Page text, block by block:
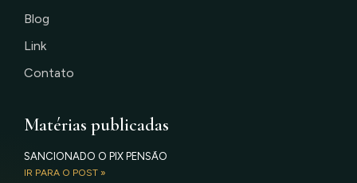
Blog
Link
Contato
Matérias publicadas
SANCIONADO O PIX PENSÃO
IR PARA O POST »